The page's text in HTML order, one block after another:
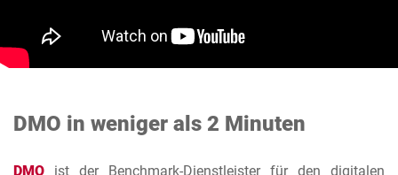
DMO in weniger als 2 Minuten
DMO ist der Benchmark-Dienstleister für den digitalen